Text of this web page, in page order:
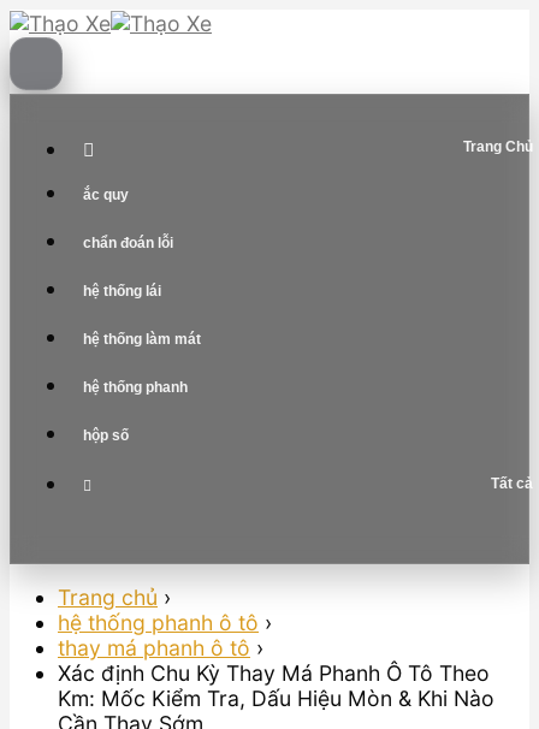
Skip
to
content
Trang Chủ
ắc quy
chẩn đoán lỗi
hệ thống lái
hệ thống làm mát
hệ thống phanh
hộp số
Tất cả
Trang chủ ›
hệ thống phanh ô tô ›
thay má phanh ô tô ›
Xác định Chu Kỳ Thay Má Phanh Ô Tô Theo
Km: Mốc Kiểm Tra, Dấu Hiệu Mòn & Khi Nào